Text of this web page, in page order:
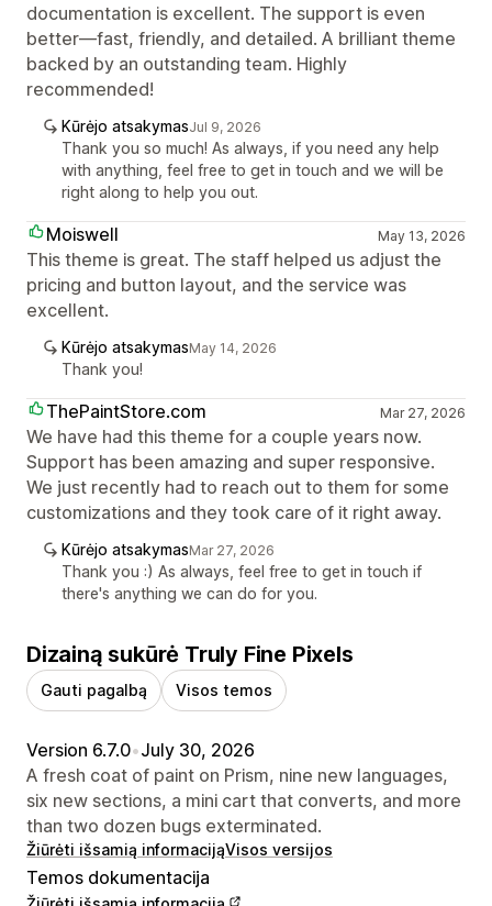
documentation is excellent. The support is even
better—fast, friendly, and detailed. A brilliant theme
backed by an outstanding team. Highly
recommended!
Kūrėjo atsakymasJul 9, 2026
Thank you so much! As always, if you need any help
with anything, feel free to get in touch and we will be
right along to help you out.
Moiswell May 13, 2026
This theme is great. The staff helped us adjust the
pricing and button layout, and the service was
excellent.
Kūrėjo atsakymasMay 14, 2026
Thank you!
ThePaintStore.com Mar 27, 2026
We have had this theme for a couple years now.
Support has been amazing and super responsive.
We just recently had to reach out to them for some
customizations and they took care of it right away.
Kūrėjo atsakymasMar 27, 2026
Thank you :) As always, feel free to get in touch if
there's anything we can do for you.
Dizainą sukūrė Truly Fine Pixels
Gauti pagalbą Visos temos
Version 6.7.0•July 30, 2026
A fresh coat of paint on Prism, nine new languages,
six new sections, a mini cart that converts, and more
than two dozen bugs exterminated.
Žiūrėti išsamią informacijąVisos versijos
Temos dokumentacija